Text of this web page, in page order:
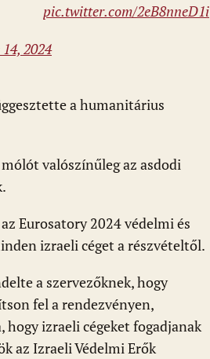
pic.twitter.com/2eB8nneD1i
14, 2024
a humanitárius
valószínűleg az asdodi
Eurosatory 2024 védelmi és
izraeli céget a részvételtől.
a szervezőknek, hogy
fel a rendezvényen,
izraeli cégeket fogadjanak
az Izraeli Védelmi Erők